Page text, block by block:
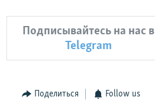
Подписывайтесь на нас в
Telegram
Поделиться Follow us